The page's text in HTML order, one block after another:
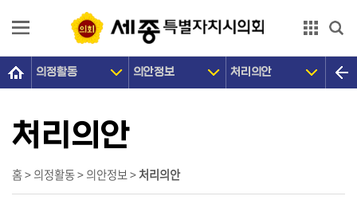
의
개
의
원
의정활동 의안정보 처리의안
홈 > 의정활동 > 의안정보 >처리의안
처리의안